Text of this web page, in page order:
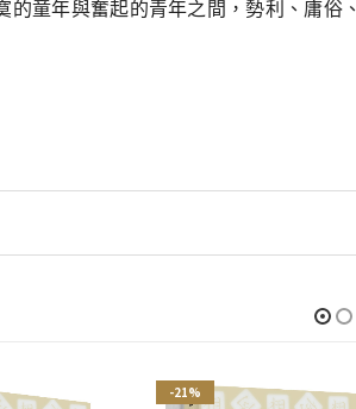
童年與奮起的青年之間，勢利、庸俗、
-21%